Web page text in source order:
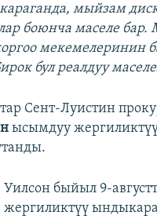
мыйзам
боюнча маселе бар.
мекемелеринин
бул реалдуу
Сент-Луистин
ысымдуу
Уилсон быйыл 9-
жергиликтүү